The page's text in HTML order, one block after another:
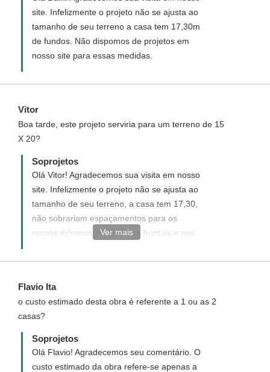
site. Infelizmente o projeto não se ajusta ao
tamanho de seu terreno a casa tem 17,30m
de fundos. Não dispomos de projetos em
nosso site para essas medidas.
Vitor
Boa tarde, este projeto serviria para um terreno de 15
X 20?
Soprojetos
Olá Vitor! Agradecemos sua visita em nosso
site. Infelizmente o projeto não se ajusta ao
tamanho de seu terreno, a casa tem 17,30,
não sobrariam espaçamentos para os
recuos mínimos obrigatórios frontais e nos
sugestões de projetos para o tamanho de
http://www.soprojetos.com.br/ver-
projetos/plantas?
Ver mais
Flavio Ita
o custo estimado desta obra é referente a 1 ou as 2
casas?
Soprojetos
Olá Flavio! Agradecemos seu comentário. O
custo estimado da obra refere-se apenas a